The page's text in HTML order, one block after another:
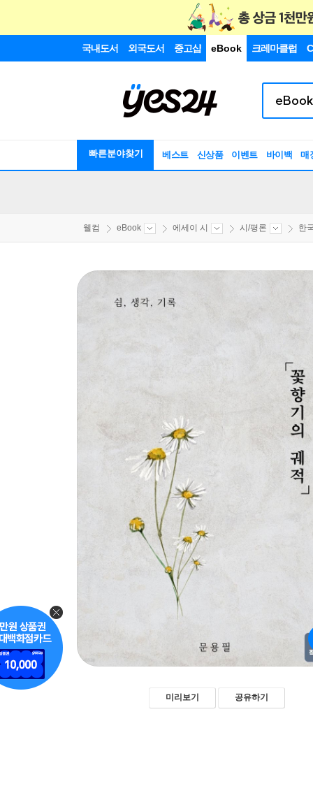
국내도서 외국도서 중고샵 eBook 크레마클럽
빠른분야찾기 베스트 신상품 이벤트 바이백 매
웰컴 eBook 에세이 시 시/평론 한
미리보기 공유하기